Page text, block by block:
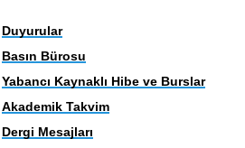
Duyurular
Basın Bürosu
Yabancı Kaynaklı Hibe ve Burslar
Akademik Takvim
Dergi Mesajları